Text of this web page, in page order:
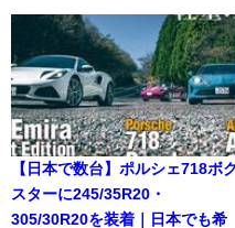
【日本で数台】ポルシェ718ボ
スターに245/35R20・
305/30R20を装着｜日本でも希